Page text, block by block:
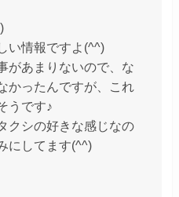
い情報ですよ(^^)
があまりないので、な
かったんですが、これ
うです♪
クシの好きな感じなの
にしてます(^^)